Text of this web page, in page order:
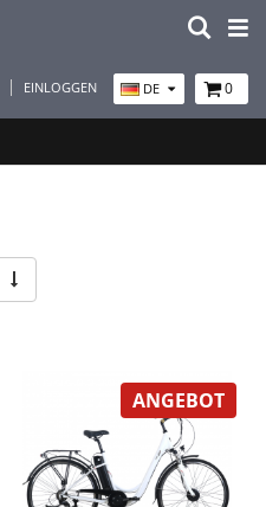
EINLOGGEN DE 0
ANGEBOT